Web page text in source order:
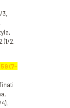
3,
(1/2,
(7-